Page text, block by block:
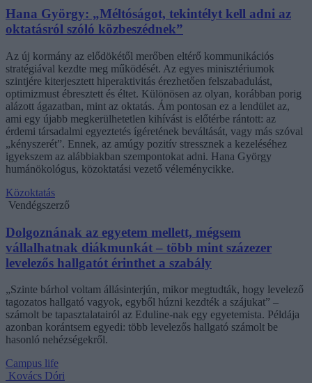
Hana György: „Méltóságot, tekintélyt kell adni az
oktatásról szóló közbeszédnek”
Az új kormány az elődökétől merőben eltérő kommunikációs
stratégiával kezdte meg működését. Az egyes minisztériumok
szintjére kiterjesztett hiperaktivitás érezhetően felszabadulást,
optimizmust ébresztett és éltet. Különösen az olyan, korábban porig
alázott ágazatban, mint az oktatás. Ám pontosan ez a lendület az,
ami egy újabb megkerülhetetlen kihívást is előtérbe rántott: az
érdemi társadalmi egyeztetés ígéretének beváltását, vagy más szóval
„kényszerét”. Ennek, az amúgy pozitív stressznek a kezeléséhez
igyekszem az alábbiakban szempontokat adni. Hana György
humánökológus, közoktatási vezető véleménycikke.
Közoktatás
Vendégszerző
Dolgoznának az egyetem mellett, mégsem
vállalhatnak diákmunkát – több mint százezer
levelezős hallgatót érinthet a szabály
„Szinte bárhol voltam állásinterjún, mikor megtudták, hogy levelező
tagozatos hallgató vagyok, egyből húzni kezdték a szájukat” –
számolt be tapasztalatairól az Eduline-nak egy egyetemista. Példája
azonban korántsem egyedi: több levelezős hallgató számolt be
hasonló nehézségekről.
Campus life
Kovács Dóri